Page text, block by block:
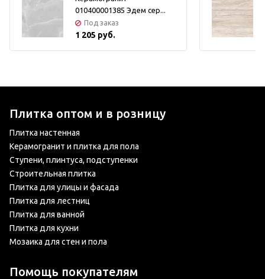
010400001385 Эдем сер...
Под заказ
1 205 руб.
Плитка оптом и в розницу
Плитка настенная
Керамогранит и плитка для пола
Ступени, плинтуса, подступенки
Строительная плитка
Плитка для улицы и фасада
Плитка для лестниц
Плитка для ванной
Плитка для кухни
Мозаика для стен и пола
Помощь покупателям